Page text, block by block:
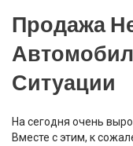
Продажа
Ситуации
На сегодня очень
Вместе с этим, к